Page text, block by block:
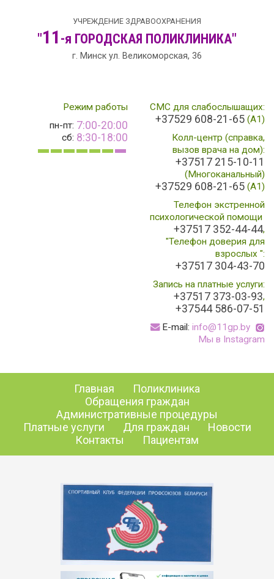
УЧРЕЖДЕНИЕ ЗДРАВООХРАНЕНИЯ
"11 -я ГОРОДСКАЯ ПОЛИКЛИНИКА"
г. Минск ул. Великоморская, 36
Режим работы
пн-пт: 7:00-20:00
сб: 8:30-18:00
СМС для слабослышащих:
+37529 608-21-65 (А1)
Колл-центр (справка,
вызов врача на дом):
+37517 215-10-11
(Многоканальный)
+37529 608-21-65 (A1)
Телефон экстренной
психологической помощи
+37517 352-44-44,
"Телефон доверия для
взрослых ":
+37517 304-43-70
Запись на платные услуги:
+37517 373-03-93,
+37544 586-07-51
E-mail: info@11gp.by
Мы в Instagram
Главная
Поликлиника
Обращения граждан
Административные процедуры
Платные услуги
Для граждан
Новости
Контакты
Пациентам